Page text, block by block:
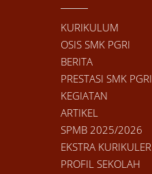
KURIKULUM
OSIS SMK PGRI
BERITA
PRESTASI SMK PGRI
KEGIATAN
ARTIKEL
SPMB 2025/2026
EKSTRA KURIKULER
PROFIL SEKOLAH